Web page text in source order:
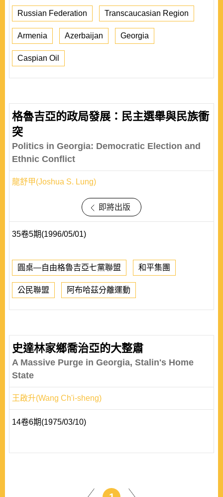
Russian Federation Transcaucasian Region
Armenia Azerbaijan Georgia
Caspian Oil
格魯吉亞的政局發展：民主選舉與民族衝
突
Politics in Georgia: Democratic Election and
Ethnic Conflict
龍舒甲(Joshua S. Lung)
即將出版
35卷5期(1996/05/01)
圓桌—自由格魯吉亞七黨聯盟 和平集團
公民聯盟 阿布哈茲分離運動
史達林家鄉喬治亞的大整肅
A Massive Purge in Georgia, Stalin's Home
State
王啟升(Wang Ch'i-sheng)
14卷6期(1975/03/10)